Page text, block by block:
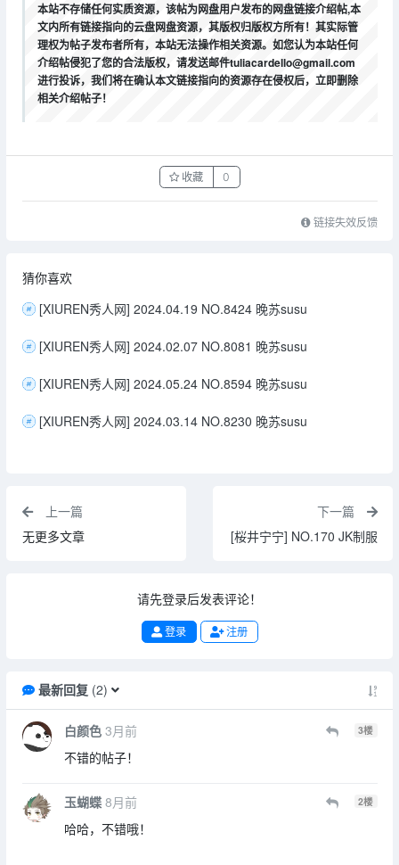
本站不存储任何实质资源，该帖为网盘用户发布的网盘链接介绍帖,本
文内所有链接指向的云盘网盘资源，其版权归版权方所有！其实际管
理权为帖子发布者所有，本站无法操作相关资源。如您认为本站任何
介绍帖侵犯了您的合法版权，请发送邮件tuliacardello@gmail.com
进行投诉，我们将在确认本文链接指向的资源存在侵权后，立即删除
相关介绍帖子！
收藏 0
链接失效反馈
猜你喜欢
[XIUREN秀人网] 2024.04.19 NO.8424 晚苏susu
[XIUREN秀人网] 2024.02.07 NO.8081 晚苏susu
[XIUREN秀人网] 2024.05.24 NO.8594 晚苏susu
[XIUREN秀人网] 2024.03.14 NO.8230 晚苏susu
上一篇
无更多文章
下一篇
[桜井宁宁] NO.170 JK制服
请先登录后发表评论！
登录 注册
最新回复(2)
白颜色 3月前 3楼
不错的帖子！
玉蝴蝶 8月前 2楼
哈哈，不错哦！